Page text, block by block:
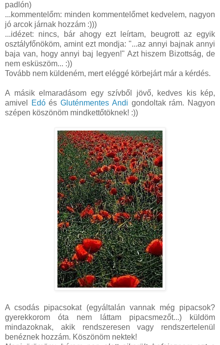
padlón)
...kommentelőm: minden kommentelőmet kedvelem, nagyon
jó arcok járnak hozzám :)))
...idézet: nincs, bár ahogy ezt leírtam, beugrott az egyik
osztályfőnököm, amint ezt mondja: "...az annyi bajnak annyi
baja van, hogy annyi baj legyen!" Azt hiszem Bizottság, de
nem esküszöm... :))
Tovább nem küldeném, mert eléggé körbejárt már a kérdés.
A másik elmaradásom egy szívből jövő, kedves kis kép,
amivel
EdóésGluténmentes Andi gondoltak rám. Nagyon
szépen köszönöm mindkettőtöknek! :))
A csodás pipacsokat (egyáltalán vannak még pipacsok?
gyerekkorom óta nem láttam pipacsmezőt...) küldöm
mindazoknak, akik rendszeresen vagy rendszertelenül
benéznek hozzám. Köszönöm nektek!